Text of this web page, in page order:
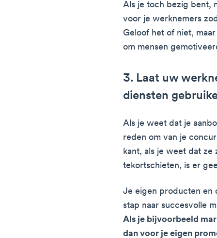
Als je toch bezig bent,
voor je werknemers
Geloof het of niet,
om mensen
3. Laat uw
diensten
Als je weet dat je
reden om van je
kant, als je weet dat
tekortschieten, is er
Je eigen producten en
stap naar succesvolle
Als je bijvoorbeeld
dan voor je eigen